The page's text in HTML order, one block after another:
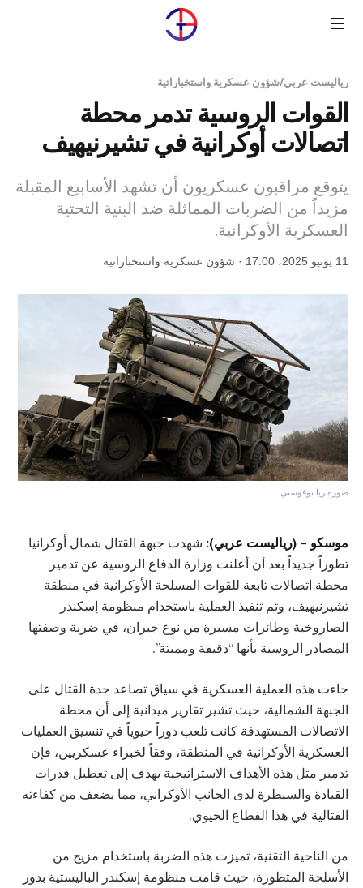
Menu
رياليست عربي/شؤون عسكرية واستخباراتية
القوات الروسية تدمر محطة
اتصالات أوكرانية في تشيرنيهيف
يتوقع مراقبون عسكريون أن تشهد الأسابيع المقبلة
مزيداً من الضربات المماثلة ضد البنية التحتية
العسكرية الأوكرانية.
11 يونيو 2025، 17:00 · شؤون عسكرية واستخباراتية
صورة.ريا نوفوستي
موسكو – (رياليست عربي): شهدت جبهة القتال شمال أوكرانيا
تطوراً جديداً بعد أن أعلنت وزارة الدفاع الروسية عن تدمير
محطة اتصالات تابعة للقوات المسلحة الأوكرانية في منطقة
تشيرنيهيف، وتم تنفيذ العملية باستخدام منظومة إسكندر
الصاروخية وطائرات مسيرة من نوع جيران، في ضربة وصفتها
المصادر الروسية بأنها “دقيقة ومميتة”.
جاءت هذه العملية العسكرية في سياق تصاعد حدة القتال على
الجبهة الشمالية، حيث تشير تقارير ميدانية إلى أن محطة
الاتصالات المستهدفة كانت تلعب دوراً حيوياً في تنسيق العمليات
العسكرية الأوكرانية في المنطقة، وفقاً لخبراء عسكريين، فإن
تدمير مثل هذه الأهداف الاستراتيجية يهدف إلى تعطيل قدرات
القيادة والسيطرة لدى الجانب الأوكراني، مما يضعف من كفاءته
القتالية في هذا القطاع الحيوي.
من الناحية التقنية، تميزت هذه الضربة باستخدام مزيج من
الأسلحة المتطورة، حيث قامت منظومة إسكندر الباليستية بدور